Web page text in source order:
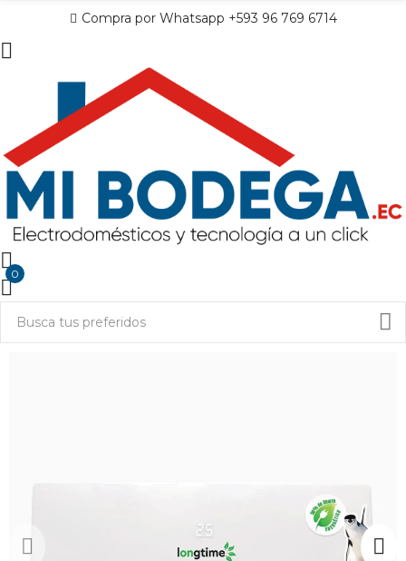
Compra por Whatsapp +593 96 769 6714
0